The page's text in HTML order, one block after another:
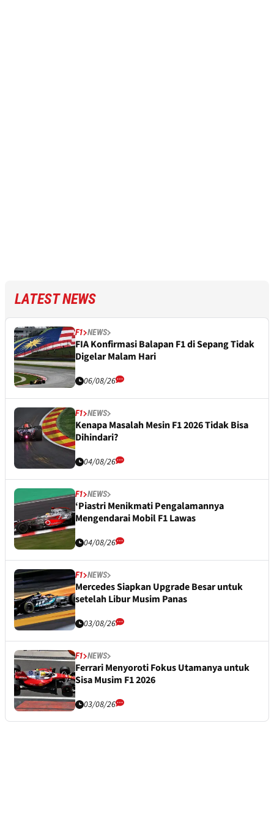
LATEST NEWS
F1 NEWS
FIA Konfirmasi Balapan F1 di Sepang Tidak
Digelar Malam Hari
06/08/26
F1 NEWS
Kenapa Masalah Mesin F1 2026 Tidak Bisa
Dihindari?
04/08/26
F1 NEWS
‘Piastri Menikmati Pengalamannya
Mengendarai Mobil F1 Lawas
04/08/26
F1 NEWS
Mercedes Siapkan Upgrade Besar untuk
setelah Libur Musim Panas
03/08/26
F1 NEWS
Ferrari Menyoroti Fokus Utamanya untuk
Sisa Musim F1 2026
03/08/26